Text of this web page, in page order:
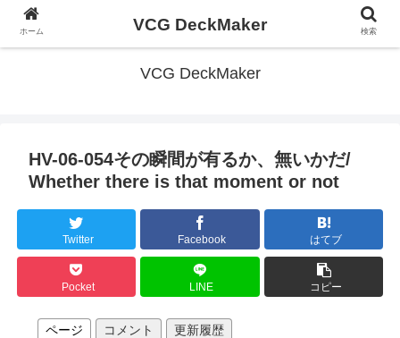
VCG DeckMaker
HV-06-054その瞬間が有るか、無いかだ/
Whether there is that moment or not
Twitter Facebook はてブ
Pocket LINE コピー
ページ コメント 更新履歴
ホーム VCG DeckMaker 検索